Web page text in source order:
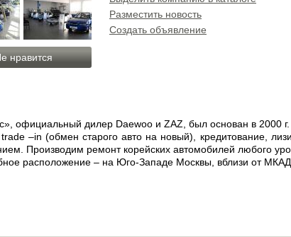
нравится
Разместить новость
Создать объявление
официальный дилер Daewoo и ZAZ, был основан в 2000 г.
–in (обмен старого авто на новый), кредитование,
Производим ремонт корейских автомобилей любого
расположение – на Юго-Западе Москвы, вблизи от